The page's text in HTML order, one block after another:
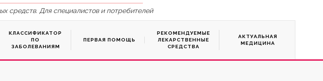
средств. Для специалистов и потребителей
КЛАССИФИКАТОР
ПО
ЗАБОЛЕВАНИЯМ
ПЕРВАЯ ПОМОЩЬ
РЕКОМЕНДУЕМЫЕ
ЛЕКАРСТВЕННЫЕ
СРЕДСТВА
АКТУАЛЬНАЯ
МЕДИЦИНА